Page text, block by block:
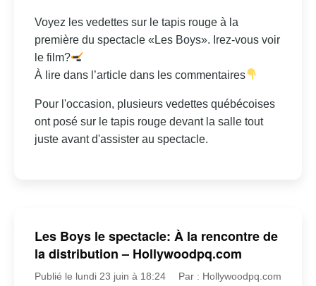
Voyez les vedettes sur le tapis rouge à la
première du spectacle «Les Boys». Irez-vous voir
le film?
À lire dans l’article dans les commentaires
Pour l'occasion, plusieurs vedettes québécoises
ont posé sur le tapis rouge devant la salle tout
juste avant d'assister au spectacle.
Les Boys le spectacle: À la rencontre de
la distribution – Hollywoodpq.com
Publié le lundi 23 juin à 18:24 Par : Hollywoodpq.com